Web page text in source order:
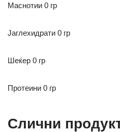
Маснотии 0 гр
Јаглехидрати 0 гр
Шеќер 0 гр
Протеини 0 гр
Слични